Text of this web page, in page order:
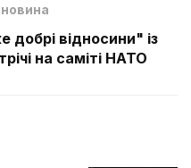
відносини" із
на саміті НАТО